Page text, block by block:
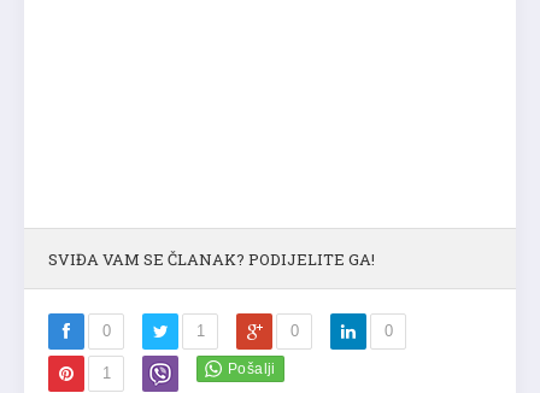
SVIĐA VAM SE ČLANAK? PODIJELITE GA!
0 1 0 0
1